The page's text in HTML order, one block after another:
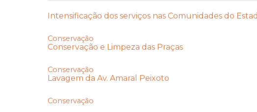
Intensificação dos serviços nas Comunidades do
Conservação
Conservação e Limpeza das Praças
Conservação
Lavagem da Av. Amaral Peixoto
Conservação